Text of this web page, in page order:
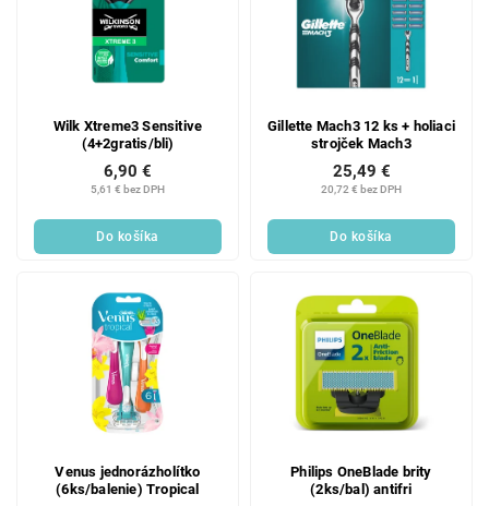
Wilk Xtreme3 Sensitive
(4+2gratis/bli)
5,61 € bez DPH
6,90 €
Do košíka
Gillette Mach3 12 ks + holiaci
strojček Mach3
20,72 € bez DPH
25,49 €
Do košíka
Venus jednorázholítko
(6ks/balenie) Tropical
Philips OneBlade brity
(2ks/bal) antifri